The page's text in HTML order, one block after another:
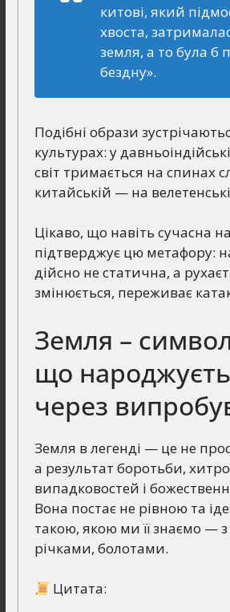
китові, який
хвоста,
земля, а то була б
бездну».
Подібні образи
культурах: у
світ тримається на спинах
китайській — на
Цікаво, що навіть сучасна
підтверджує цю метафору:
дійсно не статична, а
змінюється, переживає
Земля –
що
через
Земля в легенді — це не
а результат боротьби,
випадковостей і
Вона постає не рівною та
такою, якою ми її знаємо —
річками, болотами.
Цитата: